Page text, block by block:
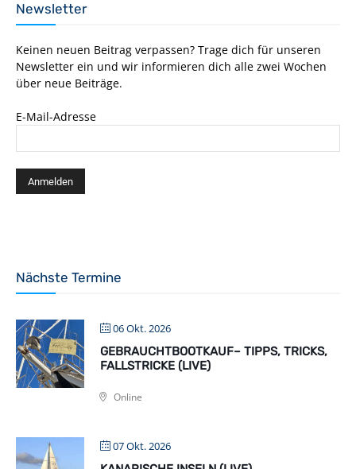
Newsletter
Keinen neuen Beitrag verpassen? Trage dich für unseren
Newsletter ein und wir informieren dich alle zwei Wochen
über neue Beiträge.
E-Mail-Adresse
Nächste Termine
06 Okt. 2026
GEBRAUCHTBOOTKAUF– TIPPS, TRICKS,
FALLSTRICKE (LIVE)
Online
07 Okt. 2026